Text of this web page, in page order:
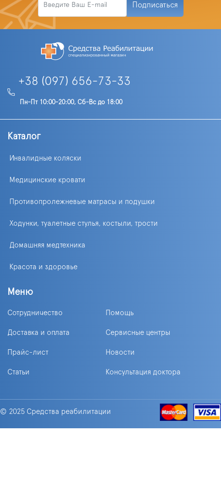
Подписаться
+38 (097) 656-73-33
Пн-Пт 10:00-20:00, Сб-Вс до 18:00
Каталог
Инвалидные коляски
Медицинские кровати
Противопролежневые матрасы и подушки
Ходунки, туалетные стулья, костыли, трости
Домашняя медтехника
Красота и здоровье
Меню
Сотрудничество Помощь
Доставка и оплата Сервисные центры
Прайс-лист Новости
Статьи Консультация доктора
© 2025 Средства реабилитации